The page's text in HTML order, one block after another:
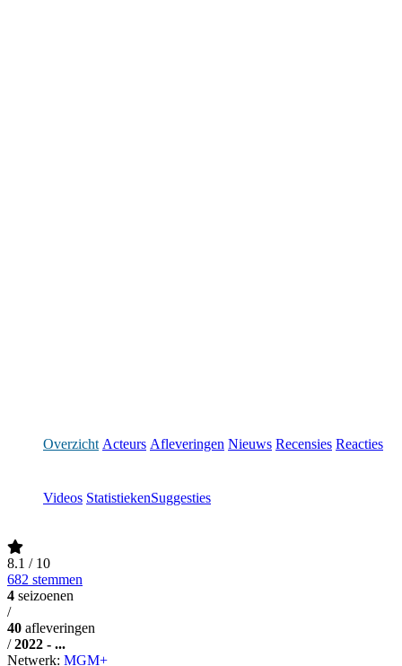
Overzicht Acteurs Afleveringen Nieuws Recensies Reacties
Videos StatistiekenSuggesties
8.1 / 10
682 stemmen
4 seizoenen
/
40 afleveringen
/ 2022 - ...
Netwerk: MGM+